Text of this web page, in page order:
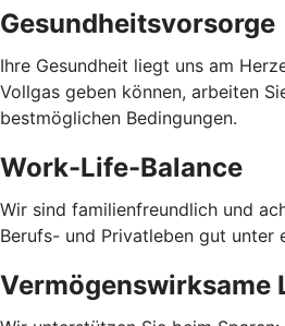
Gesundheitsvorsorge
Ihre Gesundheit liegt uns am
Vollgas geben können, arbeiten
bestmöglichen Bedingungen.
Work-Life-Balance
Wir sind familienfreundlich und
Berufs- und Privatleben gut unter
Vermögenswirksame